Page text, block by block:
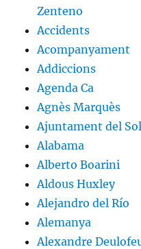
Zenteno
Accidents
Acompanyament
Addiccions
Agenda Ca
Agnès Marquès
Ajuntament del
Alabama
Alberto Boarini
Aldous Huxley
Alejandro del Río
Alemanya
Alexandre